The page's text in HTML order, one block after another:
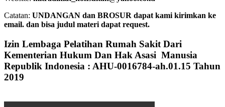
Catatan: UNDANGAN dan BROSUR dapat kami kirimkan ke
email. dan bisa judul materi dapat request.
Izin Lembaga Pelatihan Rumah Sakit Dari
Kementerian Hukum Dan Hak Asasi Manusia
Republik Indonesia : AHU-0016784-ah.01.15 Tahun
2019